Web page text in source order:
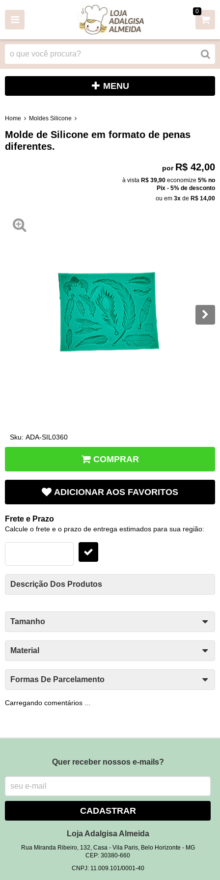
0
MENU
Home Moldes Silicone
Molde de Silicone em formato de penas
diferentes.
por R$ 42,00
à vista R$ 39,90 economize 5% no
Pix - 5% de desconto
ou em 3x de R$ 14,00
Sku: ADA-SIL0360
COMPRAR
ADICIONAR AOS FAVORITOS
Frete e Prazo
Calcule o frete e o prazo de entrega estimados para sua região:
Descrição Dos Produtos
Tamanho
Material
Formas De Parcelamento
Carregando comentários ...
Quer receber nossos e-mails?
CADASTRAR
Loja Adalgisa Almeida
Rua Miranda Ribeiro, 132, Casa- Vila Paris, Belo Horizonte - MG
CEP: 30380-660
CNPJ: 11.009.101/0001-40